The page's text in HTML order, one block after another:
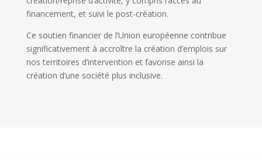
financement, et suivi le post-création.
Ce soutien financier de l’Union européenne contribue
significativement à accroître la création d’emplois sur
nos territoires d’intervention et favorise ainsi la
création d’une société plus inclusive.